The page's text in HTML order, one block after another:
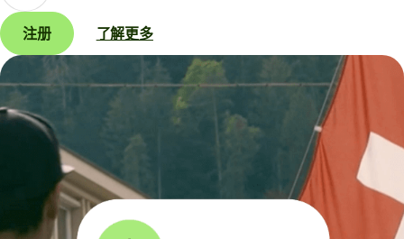
注册 了解更多